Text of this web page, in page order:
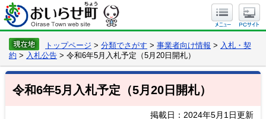
トップページ > 分類でさがす > 事業者向け情報 > 入札・契
約 > 入札公告 > 令和6年5月入札予定（5月20日開札）
令和6年5月入札予定（5月20日開札）
掲載日：2024年5月1日更新